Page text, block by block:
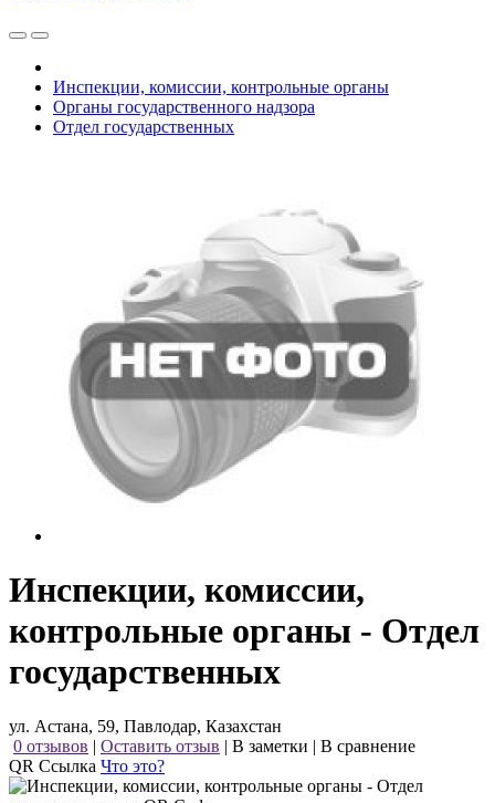
Инспекции, комиссии, контрольные органы
Органы государственного надзора
Отдел государственных
Инспекции, комиссии,
контрольные органы - Отдел
государственных
ул. Астана, 59, Павлодар, Казахстан
0 отзывов | Оставить отзыв | В заметки | В сравнение
QR Ссылка Что это?